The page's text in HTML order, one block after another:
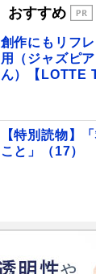
おすすめ
創作にもリフ
用（ジャズピ
ん）【LOTTE
【特別読物】
こと」（17）